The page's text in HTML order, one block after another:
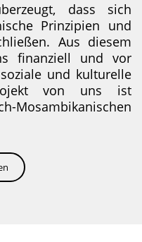
dass sich
Prinzipien und
Aus diesem
finanziell und vor
und kulturelle
von uns ist
Mosambikanischen